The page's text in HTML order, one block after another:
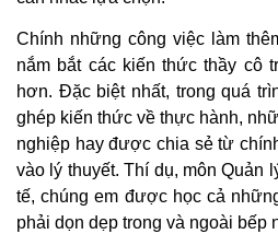
Chính những công việc làm
nắm bắt các kiến thức thầy cô
hơn. Đặc biệt nhất, trong quá
ghép kiến thức về thực hành,
nghiệp hay được chia sẻ từ
vào lý thuyết. Thí dụ, môn Quản
tế, chúng em được học cả
phải dọn dẹp trong và ngoài bếp